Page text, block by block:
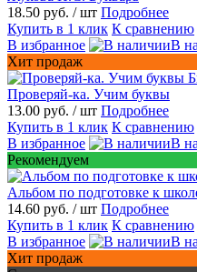
18.50 руб. / шт Подробнее
Купить в 1 клик К сравнению
В избранное
В
Хит продаж
Проверяй-ка. Учим буквы
13.00 руб. / шт Подробнее
Купить в 1 клик К сравнению
В избранное
В
Рекомендуем
Альбом по подготовке к
14.60 руб. / шт Подробнее
Купить в 1 клик К сравнению
В избранное
В
Хит продаж